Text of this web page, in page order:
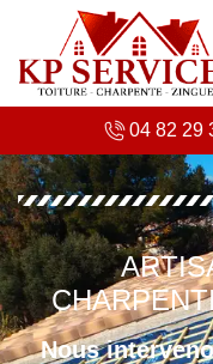
04 82 29
Nous